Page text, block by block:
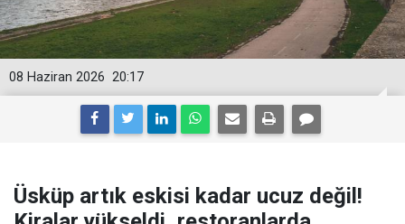
20:17
08 Haziran 2026
Üsküp artık eskisi kadar ucuz değil!